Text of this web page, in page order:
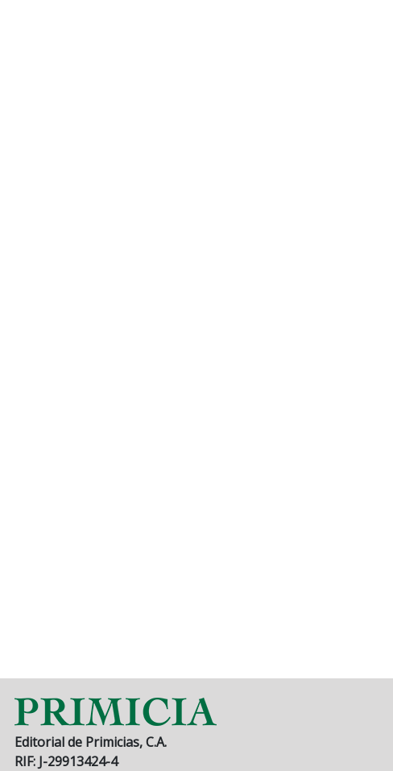
Editorial de Primicias, C.A.
RIF: J-29913424-4